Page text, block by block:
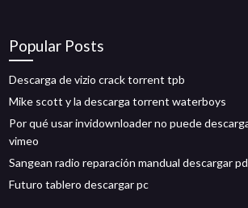
Popular Posts
Descarga de vizio crack torrent tpb
Mike scott y la descarga torrent waterboys
Por qué usar invidownloader no puede
vimeo
Sangean radio reparación mandual descargar
Futuro tablero descargar pc